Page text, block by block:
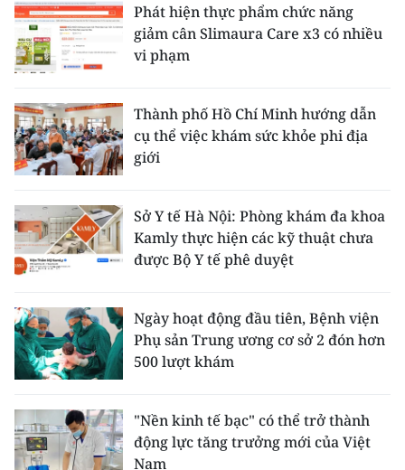
Phát hiện thực phẩm chức năng
giảm cân Slimaura Care x3 có nhiều
vi phạm
Thành phố Hồ Chí Minh hướng dẫn
cụ thể việc khám sức khỏe phi địa
giới
Sở Y tế Hà Nội: Phòng khám đa khoa
Kamly thực hiện các kỹ thuật chưa
được Bộ Y tế phê duyệt
Ngày hoạt động đầu tiên, Bệnh viện
Phụ sản Trung ương cơ sở 2 đón hơn
500 lượt khám
"Nền kinh tế bạc" có thể trở thành
động lực tăng trưởng mới của Việt
Nam